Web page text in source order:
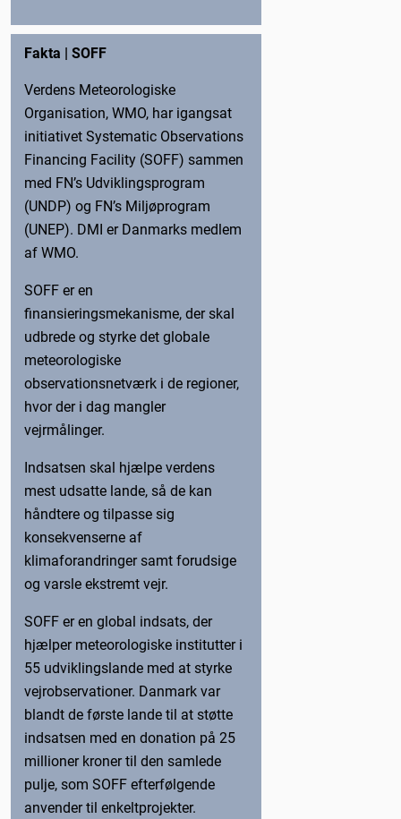
Fakta | SOFF
Verdens Meteorologiske
Organisation, WMO, har igangsat
initiativet Systematic Observations
Financing Facility (SOFF) sammen
med FN’s Udviklingsprogram
(UNDP) og FN’s Miljøprogram
(UNEP). DMI er Danmarks medlem
af WMO.
SOFF er en
finansieringsmekanisme, der skal
udbrede og styrke det globale
meteorologiske
observationsnetværk i de regioner,
hvor der i dag mangler
vejrmålinger.
Indsatsen skal hjælpe verdens
mest udsatte lande, så de kan
håndtere og tilpasse sig
konsekvenserne af
klimaforandringer samt forudsige
og varsle ekstremt vejr.
SOFF er en global indsats, der
hjælper meteorologiske institutter i
55 udviklingslande med at styrke
vejrobservationer. Danmark var
blandt de første lande til at støtte
indsatsen med en donation på 25
millioner kroner til den samlede
pulje, som SOFF efterfølgende
anvender til enkeltprojekter.